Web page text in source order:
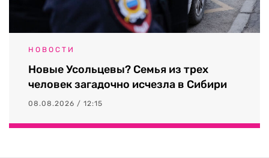
НОВОСТИ
Новые Усольцевы? Семья из трех
человек загадочно исчезла в Сибири
08.08.2026 / 12:15